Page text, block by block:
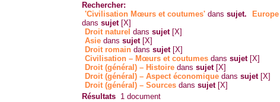
Rechercher:
'Civilisation Mœurs et coutumes' danssujet.
Europe
danssujet [X]
Droit naturel danssujet [X]
Asie danssujet [X]
Droit romain danssujet [X]
Civilisation – Mœurs et coutumes danssujet [X]
Droit (général) – Histoire danssujet [X]
Droit (général) – Aspect économique danssujet [X]
Droit (général) – Sources danssujet [X]
Résultats 1 document